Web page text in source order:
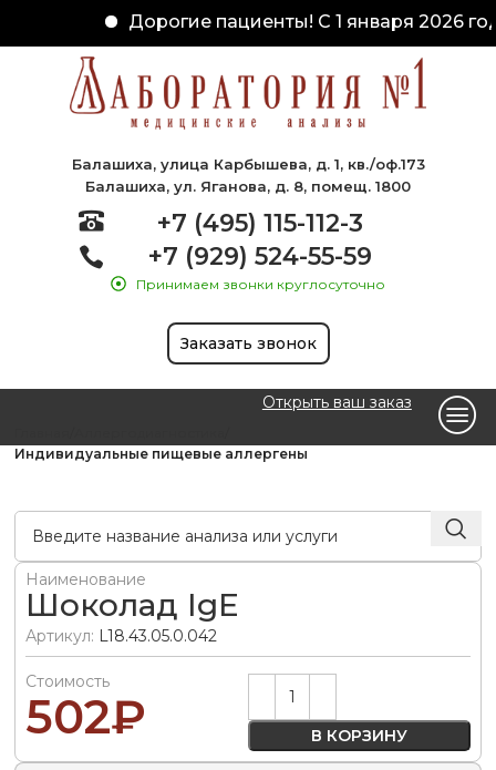
Дорогие пациенты! С 1 января 2026
Балашиха, улица Карбышева, д. 1, кв./оф.173
Балашиха, ул. Яганова, д. 8, помещ. 1800
+7 (495) 115-112-3
+7 (929) 524-55-59
Принимаем звонки круглосуточно
Заказать звонок
Открыть ваш заказ
Индивидуальные пищевые аллергены
Наименование
Шоколад IgE
Артикул: L18.43.05.0.042
Стоимость
502₽ В КОРЗИНУ
Alternative: